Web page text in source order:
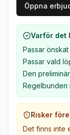
Öppna
Varför det
Passar
Passar vald
Den
Regelbunden
Risker
Det finns inte